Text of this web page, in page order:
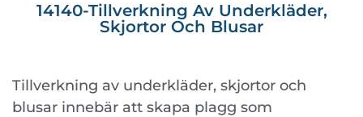
14140-Tillverkning Av Underkläder,
Skjortor Och Blusar
Tillverkning av underkläder, skjortor och
blusar innebär att skapa plagg som